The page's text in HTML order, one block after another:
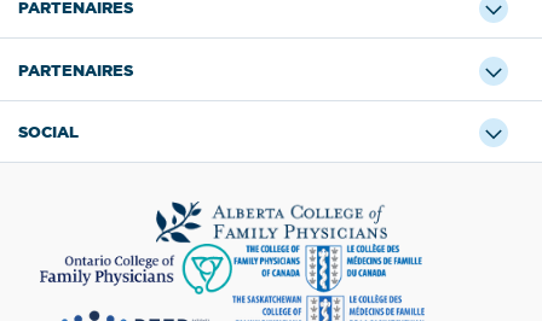
PARTENAIRES
PARTENAIRES
SOCIAL